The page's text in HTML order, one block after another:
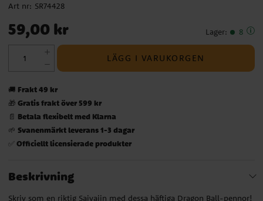
Art nr: SR74428
Pris: 59,00 kr
59,00 kr Lager: 8
LÄGG I VARUKORGEN
🚚 Frakt 49 kr
🎁 Gratis frakt över 599 kr
📄 Betala flexibelt med Klarna
🌱 Svanenmärkt leverans 1-3 dagar
✅ Officiellt licensierade produkter
Beskrivning
Skriv som en riktig Saiyajin med dessa häftiga Dragon Ball-pennor!